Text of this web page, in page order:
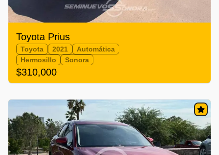
Toyota Prius
Toyota 2021
Automática
Hermosillo
Sonora
$310,000